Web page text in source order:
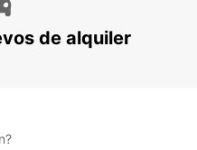
de alquiler